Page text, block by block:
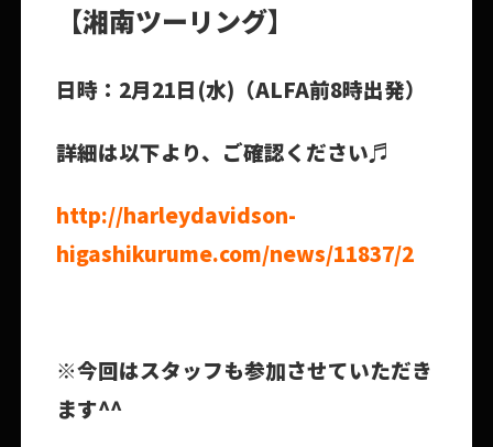
【湘南ツーリング】
日時：2月21日(水)（ALFA前8時出発）
詳細は以下より、ご確認ください♬
http://harleydavidson-
higashikurume.com/news/11837/2
※今回はスタッフも参加させていただき
ます^^